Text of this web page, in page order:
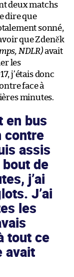
deux matchs
dire que
sonné,
que Zdeněk
NDLR)avait
les
j’étais donc
face à
minutes.
en bus
contre
assis
de
j’ai
J’ai
les
tout ce
avait